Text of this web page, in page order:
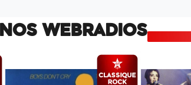
WEBRADIOS